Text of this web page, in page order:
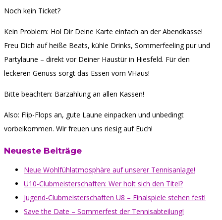
Noch kein Ticket?
Kein Problem: Hol Dir Deine Karte einfach an der Abendkasse!
Freu Dich auf heiße Beats, kühle Drinks, Sommerfeeling pur und
Partylaune – direkt vor Deiner Haustür in Hiesfeld. Für den
leckeren Genuss sorgt das Essen vom VHaus!
Bitte beachten: Barzahlung an allen Kassen!
Also: Flip-Flops an, gute Laune einpacken und unbedingt
vorbeikommen. Wir freuen uns riesig auf Euch!
Neueste Beiträge
Neue Wohlfühlatmosphäre auf unserer Tennisanlage!
U10-Clubmeisterschaften: Wer holt sich den Titel?
Jugend-Clubmeisterschaften U8 – Finalspiele stehen fest!
Save the Date – Sommerfest der Tennisabteilung!